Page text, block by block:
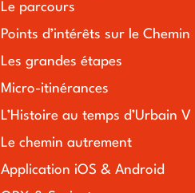
Le parcours
Points d’intérêts sur le Chemin
Les grandes étapes
Micro-itinérances
L’Histoire au temps d’Urbain V
Le chemin autrement
Application iOS & Android